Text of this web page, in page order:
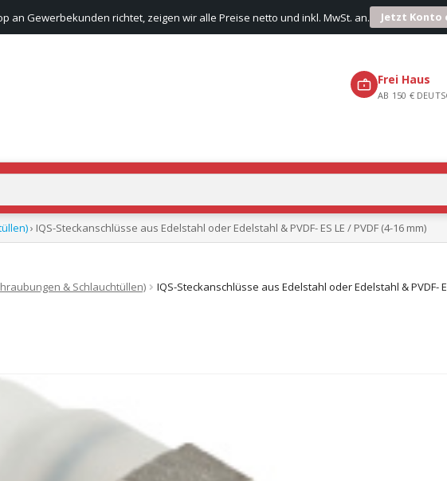
an Gewerbekunden richtet, zeigen wir alle Preise netto und inkl. MwSt. an. Jetzt Konto
Frei Haus
AB 150 €
› IQS-Steckanschlüsse aus Edelstahl oder Edelstahl & PVDF- ES LE / PVDF (4-16 mm)
& Schlauchtüllen)
IQS-Steckanschlüsse aus Edelstahl oder Edelstahl & PVDF-